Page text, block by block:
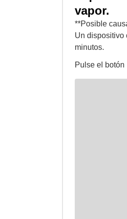
vapor.
**Posible
Un dispositivo
minutos.
Pulse el botón